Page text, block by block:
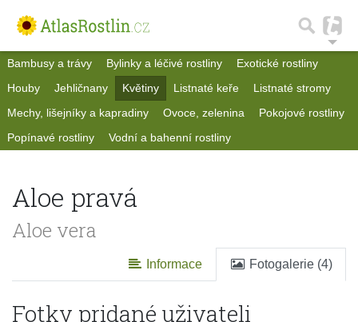
Bambusy a trávy Bylinky a léčivé rostliny
Exotické rostliny
Houby
Jehličnany Květiny Listnaté keře
Listnaté stromy
Mechy, lišejníky a kapradiny
Ovoce, zelenina
Pokojové rostliny
Popínavé rostliny
Vodní a bahenní rostliny
Aloe pravá
Aloe vera
Informace Fotogalerie (4)
Fotky pridané uživateli